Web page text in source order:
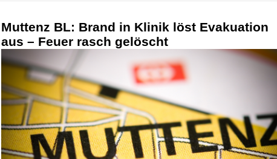
Muttenz BL: Brand in Klinik löst Evakuation
aus – Feuer rasch gelöscht